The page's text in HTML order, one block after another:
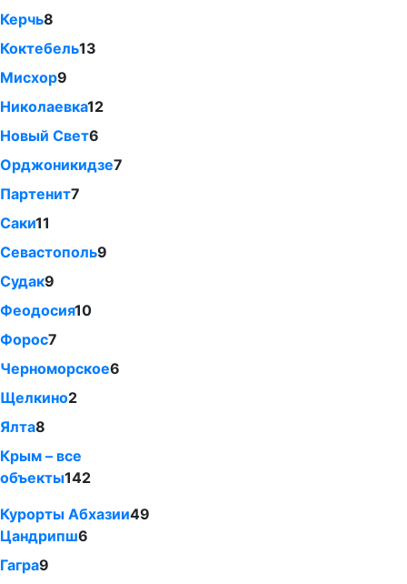
Керчь8
Коктебель13
Мисхор9
Николаевка12
Новый Свет6
Орджоникидзе7
Партенит7
Саки11
Севастополь9
Судак9
Феодосия10
Форос7
Черноморское6
Щелкино2
Ялта8
Крым – все
объекты142
Курорты Абхазии49
Цандрипш6
Гагра9